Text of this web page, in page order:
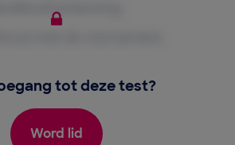
tot deze test?
Word lid